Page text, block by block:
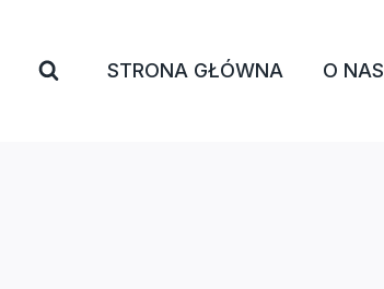
treści
STRONA GŁÓWNA O NAS